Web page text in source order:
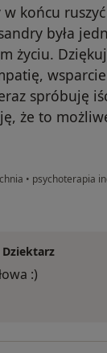
końcu
była
życiu.
spróbuję
że to
• psychoterapia
:)